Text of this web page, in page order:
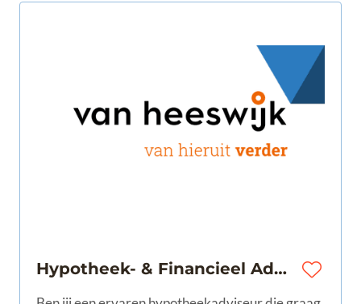
Hypotheek- & Financieel Adviseur | Papendrecht | € 55.000 - € 80.000